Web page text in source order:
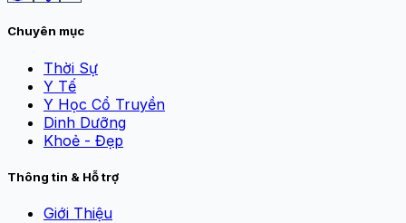
Chuyên mục
Thời Sự
Y Tế
Y Học Cổ Truyền
Dinh Dưỡng
Khoẻ - Đẹp
Thông tin & Hỗ trợ
Giới Thiệu